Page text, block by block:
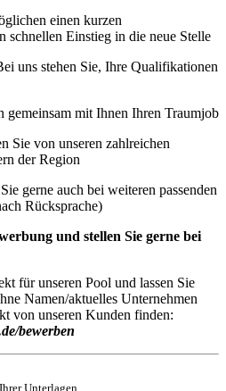
einen kurzen
schnellen Einstieg in die neue Stelle
uns stehen Sie, Ihre Qualifikationen
gemeinsam mit Ihnen Ihren Traumjob
Sie von unseren zahlreichen
der Region
gerne auch bei weiteren passenden
Rücksprache)
und stellen Sie gerne bei
für unseren Pool und lassen Sie
Namen/aktuelles Unternehmen
von unseren Kunden finden:
bewerben
Unterlagen.